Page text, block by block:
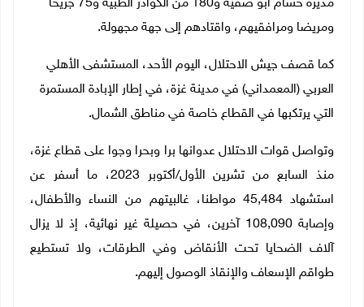
مديره حسام أبو صفية و180 من الكوادر الطبية و75 جريحا
ومريضا ومرافقيهم، واقتادهم إلى جهة مجهولة.
كما قصف جيش الاحتلال، اليوم الأحد، المستشفى الأهلي
العربي (المعمداني) في مدينة غزة، في إطار الإبادة المستمرة
التي يرتكبها في القطاع خاصة في مناطق الشمال.
وتواصل قوات الاحتلال عدوانها برا وبحرا وجوا على قطاع غزة،
منذ السابع من تشرين الأول/أكتوبر 2023، ما أسفر عن
استشهاد 45,484 مواطنا، غالبيتهم من النساء والأطفال،
وإصابة 108,090 آخرين، في حصيلة غير نهائية، إذ لا يزال
آلاف الضحايا تحت الأنقاض وفي الطرقات، ولا تستطيع
طواقم الإسعاف والإنقاذ الوصول إليهم.